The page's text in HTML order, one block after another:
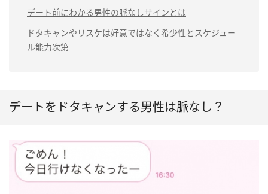
デート前にわかる男性の脈なしサインとは
ドタキャンやリスケは好意ではなく希少性とスケジュー
ル能力次第
デートをドタキャンする男性は脈なし？